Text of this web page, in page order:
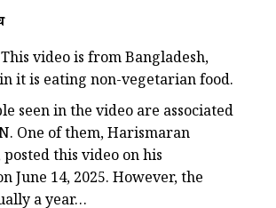
video is from Bangladesh,
it is eating non-vegetarian food.
seen in the video are associated
One of them, Harismaran
posted this video on his
June 14, 2025. However, the
a year…